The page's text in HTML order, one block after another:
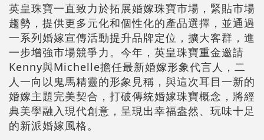
英皇珠寶一直致力於拓展婚嫁珠寶市場，緊貼市場
趨勢，提供更多元化和個性化的產品選擇，並通過
一系列婚嫁宣傳活動提升品牌定位，擴大客群，進
一步增強市場競爭力。今年，英皇珠寶重金邀請
Kenny與Michelle擔任最新婚嫁形象代言人，二
人一向以鬼馬精靈的形象見稱，與這次耳目一新的
婚嫁主題完美契合，打破傳統婚嫁珠寶概念，將經
典美學融入現代創意，呈現出幸福盎然、玩味十足
的新派婚嫁風格。